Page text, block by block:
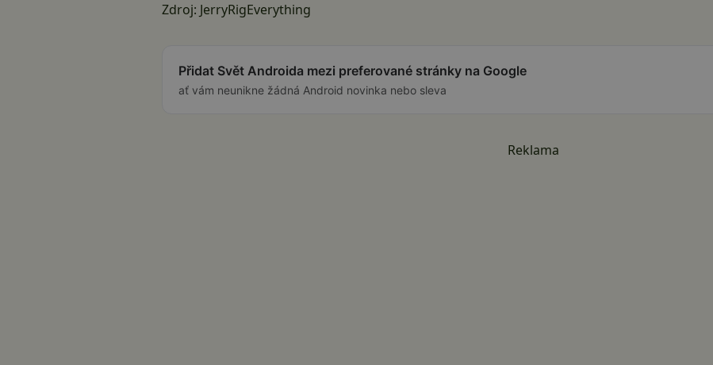
Zdroj: JerryRigEverything
Přidat Svět Androida mezi preferované stránky na Google
ať vám neunikne žádná Android novinka nebo sleva
Reklama